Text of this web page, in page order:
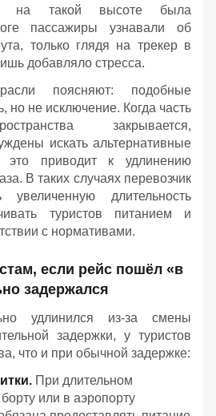
на такой высоте была
пассажиры узнавали об
только глядя на трекер в
добавляло стресса.
поясняют: подобные
но не исключение. Когда часть
закрывается,
искать альтернативные
это приводит к удлинению
В таких случаях перевозчик
увеличенную длительность
туристов питанием и
с нормативами.
если рейс пошёл «в
задержался
удлинился из‑за смены
задержки, у туристов
что и при обычной задержке:
При длительном
или в аэропорту